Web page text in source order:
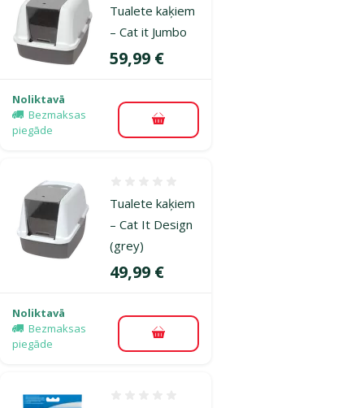
Tualete kaķiem
– Cat it Jumbo
Cena
59,99 €
Noliktavā
Bezmaksas
piegāde
Pievienot grozam
Tualete kaķiem
– Cat It Design
(grey)
Cena
49,99 €
Noliktavā
Bezmaksas
piegāde
Pievienot grozam